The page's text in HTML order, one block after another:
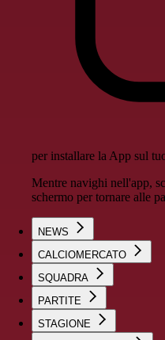
per installare la App sul
Mentre navighi nell'app,
schermo per tornare alle
NEWS
CALCIOMERCATO
SQUADRA
PARTITE
STAGIONE